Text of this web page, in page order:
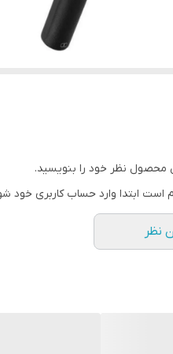
محصول نظر خود را بنویسید.
است ابتدا وارد حساب کاربری خود
نظر